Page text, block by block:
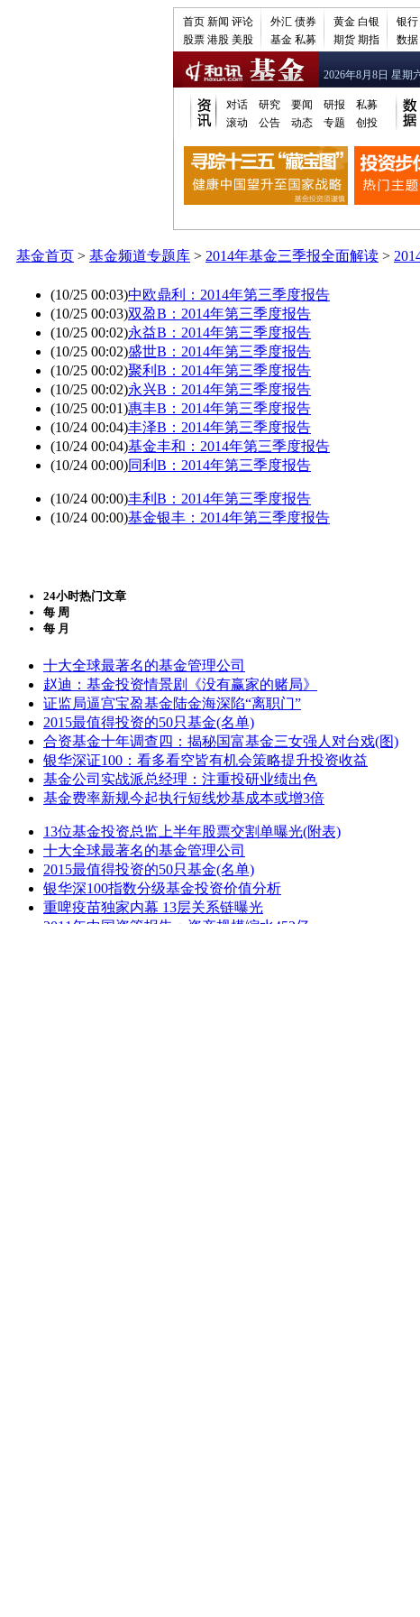
首页 新闻 评论
股票 港股 美股
外汇 债券
基金 私募
黄金 白银
期货 期指
银行
数据
2026年8月8日 星期
对话 研究 要闻 研报
私募
滚动
公告 动态 专题 创投
基金首页 > 基金频道专题库 > 2014年基金三季报全面解读 >
(10/25 00:03)中欧鼎利：2014年第三季度报告
(10/25 00:03)双盈B：2014年第三季度报告
(10/25 00:02)永益B：2014年第三季度报告
(10/25 00:02)盛世B：2014年第三季度报告
(10/25 00:02)聚利B：2014年第三季度报告
(10/25 00:02)永兴B：2014年第三季度报告
(10/25 00:01)惠丰B：2014年第三季度报告
(10/24 00:04)丰泽B：2014年第三季度报告
(10/24 00:04)基金丰和：2014年第三季度报告
(10/24 00:00)同利B：2014年第三季度报告
(10/24 00:00)丰利B：2014年第三季度报告
(10/24 00:00)基金银丰：2014年第三季度报告
24小时热门文章
每 周
每 月
十大全球最著名的基金管理公司
赵迪：基金投资情景剧《没有赢家的赌局》
证监局逼宫宝盈基金陆金海深陷“离职门”
2015最值得投资的50只基金(名单)
合资基金十年调查四：揭秘国富基金三女强人对台戏(图)
银华深证100：看多看空皆有机会策略提升投资收益
基金公司实战派总经理：注重投研业绩出色
基金费率新规今起执行短线炒基成本或增3倍
13位基金投资总监上半年股票交割单曝光(附表)
十大全球最著名的基金管理公司
2015最值得投资的50只基金(名单)
银华深100指数分级基金投资价值分析
重啤疫苗独家内幕 13层关系链曝光
2011年中国资管报告：资产规模缩水452亿